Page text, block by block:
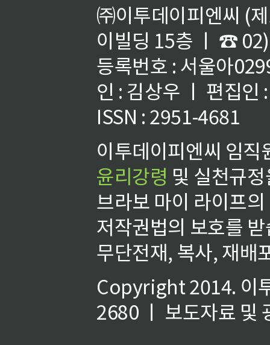
㈜이투데이피엔씨 (
이빌딩 15층 ㅣ ☎
등록번호 : 서울아
인 : 김상우 ㅣ 편집인
ISSN : 2951-4681
이투데이피엔씨 임
윤리강령 및 실천규
브라보 마이 라이프
저작권법의 보호를
무단전재, 복사, 재배
Copyright 2014. 이
2680 ㅣ 보도자료